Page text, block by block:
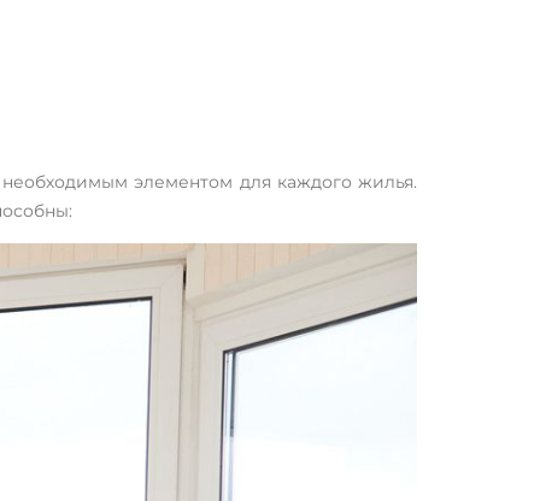
элементом для каждого жилья.